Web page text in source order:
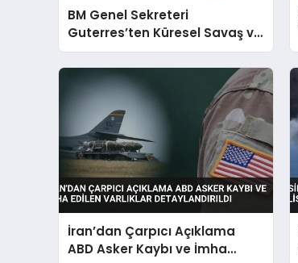
BM Genel Sekreteri
Guterres’ten Küresel Savaş ve
İklim Krizine Acil Çağrı
İran’dan Çarpıcı Açıklama
ABD Asker Kaybı ve İmha